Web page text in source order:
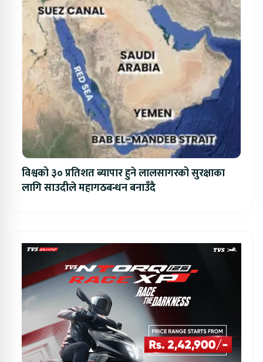
विश्वको ३० प्रतिशत ब्यापार हुने लालसागरको सुरक्षाका
लागि साउदीले महागठबन्धन बनाउँदै